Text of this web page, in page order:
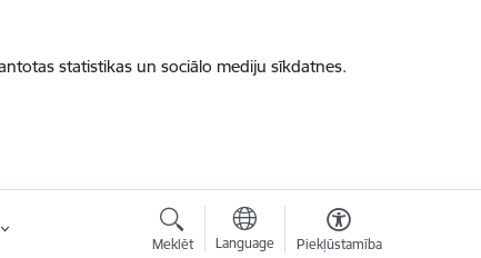
statistikas un sociālo mediju sīkdatnes.
Meklēt Language Piekļūstamība